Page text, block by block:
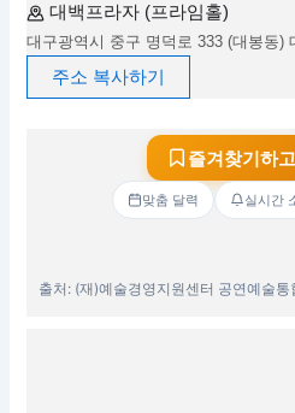
대백프라자 (프라임홀)
대구광역시 중구 명덕로 333 (대봉동)
주소 복사하기
즐겨찾기하
맞춤 달력 실시간
출처: (재)예술경영지원센터 공연예술